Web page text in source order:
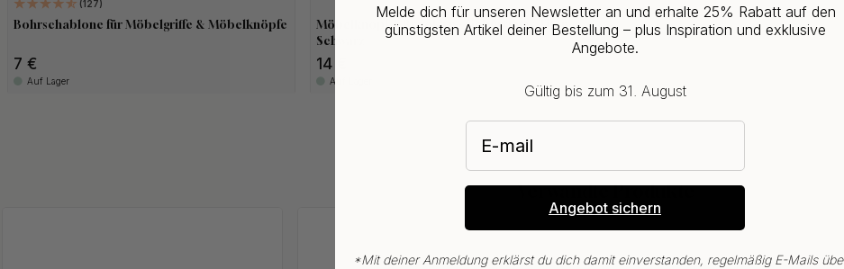
127
Bohrschablone für Möbelgriffe & Möbelknöpfe
7 €
Auf Lager
+ FARBEN
Möbelknopf T Brooklyn - Gebürstetes Titan-
Schwarz
14 €
Auf Lager
Verwandte Produkte
Melde dich für unseren Newsletter an und erhalte 25% Rabatt auf den
günstigsten Artikel deiner Bestellung – plus Inspiration und exklusive
Angebote.
Gültig bis zum 31. August
E-mail
Angebot sichern
*Mit deiner Anmeldung erklärst du dich damit einverstanden, regelmäßig E-Mails